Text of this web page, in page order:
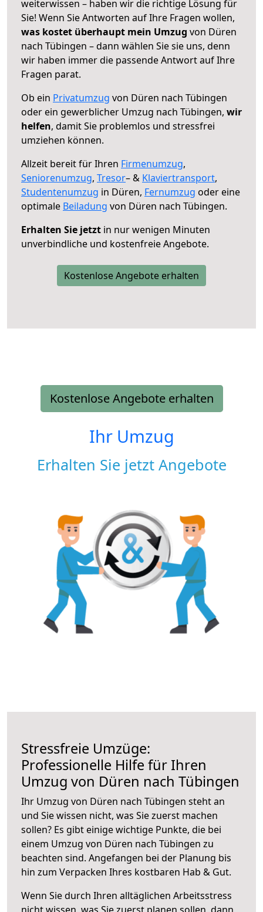
weiterwissen – haben wir die richtige Lösung für
Sie! Wenn Sie Antworten auf Ihre Fragen wollen,
was kostet überhaupt mein Umzug von Düren
nach Tübingen – dann wählen Sie sie uns, denn
wir haben immer die passende Antwort auf Ihre
Fragen parat.
Ob ein Privatumzug von Düren nach Tübingen
oder ein gewerblicher Umzug nach Tübingen, wir
helfen, damit Sie problemlos und stressfrei
umziehen können.
Allzeit bereit für Ihren Firmenumzug,
Seniorenumzug, Tresor– & Klaviertransport,
Studentenumzug in Düren, Fernumzug oder eine
optimale Beiladung von Düren nach Tübingen.
Erhalten Sie jetzt in nur wenigen Minuten
unverbindliche und kostenfreie Angebote.
Kostenlose Angebote erhalten
Kostenlose Angebote erhalten
Ihr Umzug
Erhalten Sie jetzt Angebote
Stressfreie Umzüge:
Professionelle Hilfe für Ihren
Umzug von Düren nach Tübingen
Ihr Umzug von Düren nach Tübingen steht an
und Sie wissen nicht, was Sie zuerst machen
sollen? Es gibt einige wichtige Punkte, die bei
einem Umzug von Düren nach Tübingen zu
beachten sind. Angefangen bei der Planung bis
hin zum Verpacken Ihres kostbaren Hab & Gut.
Wenn Sie durch Ihren alltäglichen Arbeitsstress